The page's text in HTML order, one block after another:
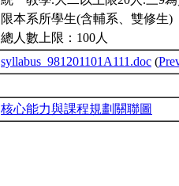
限本系所學生(含輔系、雙修生)
總人數上限：100人
syllabus_981201101A111.doc (
核心能力與課程規劃關聯圖